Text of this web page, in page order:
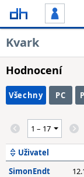
Kvark
Hodnocení
Všechny PC
Uživatel
SimonEndt